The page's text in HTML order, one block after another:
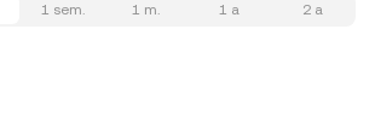
1 sem. 1 m. 1 a 2 a